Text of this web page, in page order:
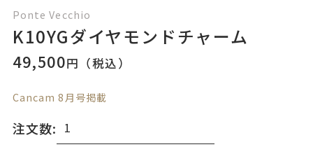
Ponte Vecchio
K10YGダイヤモンドチャーム
49,500円（税込）
Cancam 8月号掲載
注文数: